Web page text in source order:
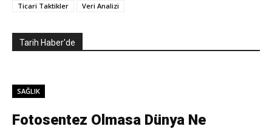
Ticari Taktikler
Veri Analizi
Tarih Haber'de
SAĞLIK
Fotosentez Olmasa Dünya Ne